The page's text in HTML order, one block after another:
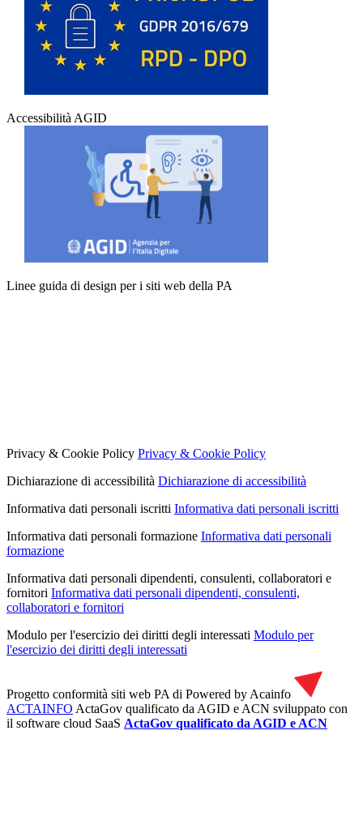
Accessibilità AGID
Linee guida di design per i siti web della PA
Privacy & Cookie Policy Privacy & Cookie Policy
Dichiarazione di accessibilità Dichiarazione di accessibilità
Informativa dati personali iscritti Informativa dati personali iscritti
Informativa dati personali formazione Informativa dati personali
formazione
Informativa dati personali dipendenti, consulenti, collaboratori e
fornitori Informativa dati personali dipendenti, consulenti,
collaboratori e fornitori
Modulo per l'esercizio dei diritti degli interessati Modulo per
l'esercizio dei diritti degli interessati
Progetto conformità siti web PA di Powered by Acainfo
ACTAINFO ActaGov qualificato da AGID e ACN sviluppato con
il software cloud SaaS ActaGov qualificato da AGID e ACN